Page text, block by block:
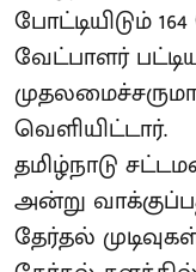
போட்டியிடும்
வேட்பாளர்
வெளியிட்டார்.
தமிழ்நாடு
அன்று
தேர்தல்